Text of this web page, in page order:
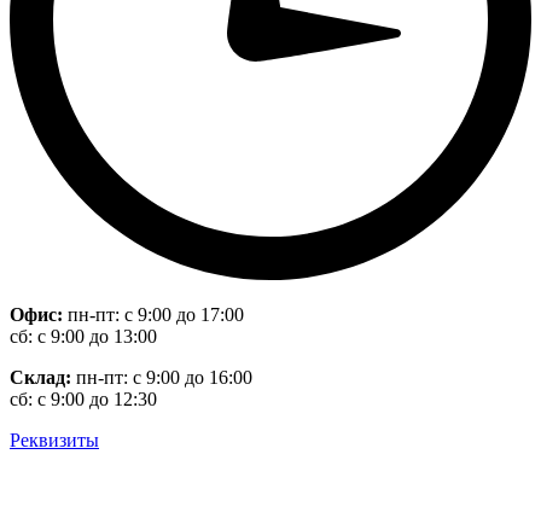
Офис: пн-пт: с 9:00 до 17:00
сб: с 9:00 до 13:00
Склад: пн-пт: с 9:00 до 16:00
сб: с 9:00 до 12:30
Реквизиты